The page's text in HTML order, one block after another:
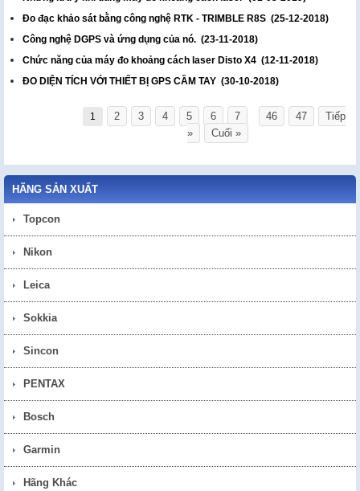
Đo đạc khảo sát bằng công nghệ RTK - TRIMBLE R8S (25-12-2018)
Công nghệ DGPS và ứng dụng của nó. (23-11-2018)
Chức năng của máy đo khoảng cách laser Disto X4 (12-11-2018)
ĐO DIỆN TÍCH VỚI THIẾT BỊ GPS CẦM TAY (30-10-2018)
1 2 3 4 5 6 7 46 47
Tiếp
»
Cuối »
HÃNG SẢN XUẤT
Topcon
Nikon
Leica
Sokkia
Sincon
PENTAX
Bosch
Garmin
Hãng Khác